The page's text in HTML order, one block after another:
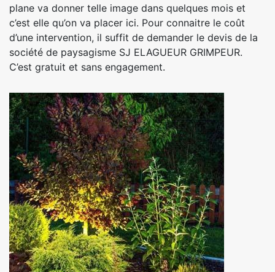
plane va donner telle image dans quelques mois et
c’est elle qu’on va placer ici. Pour connaitre le coût
d’une intervention, il suffit de demander le devis de la
société de paysagisme SJ ELAGUEUR GRIMPEUR.
C’est gratuit et sans engagement.